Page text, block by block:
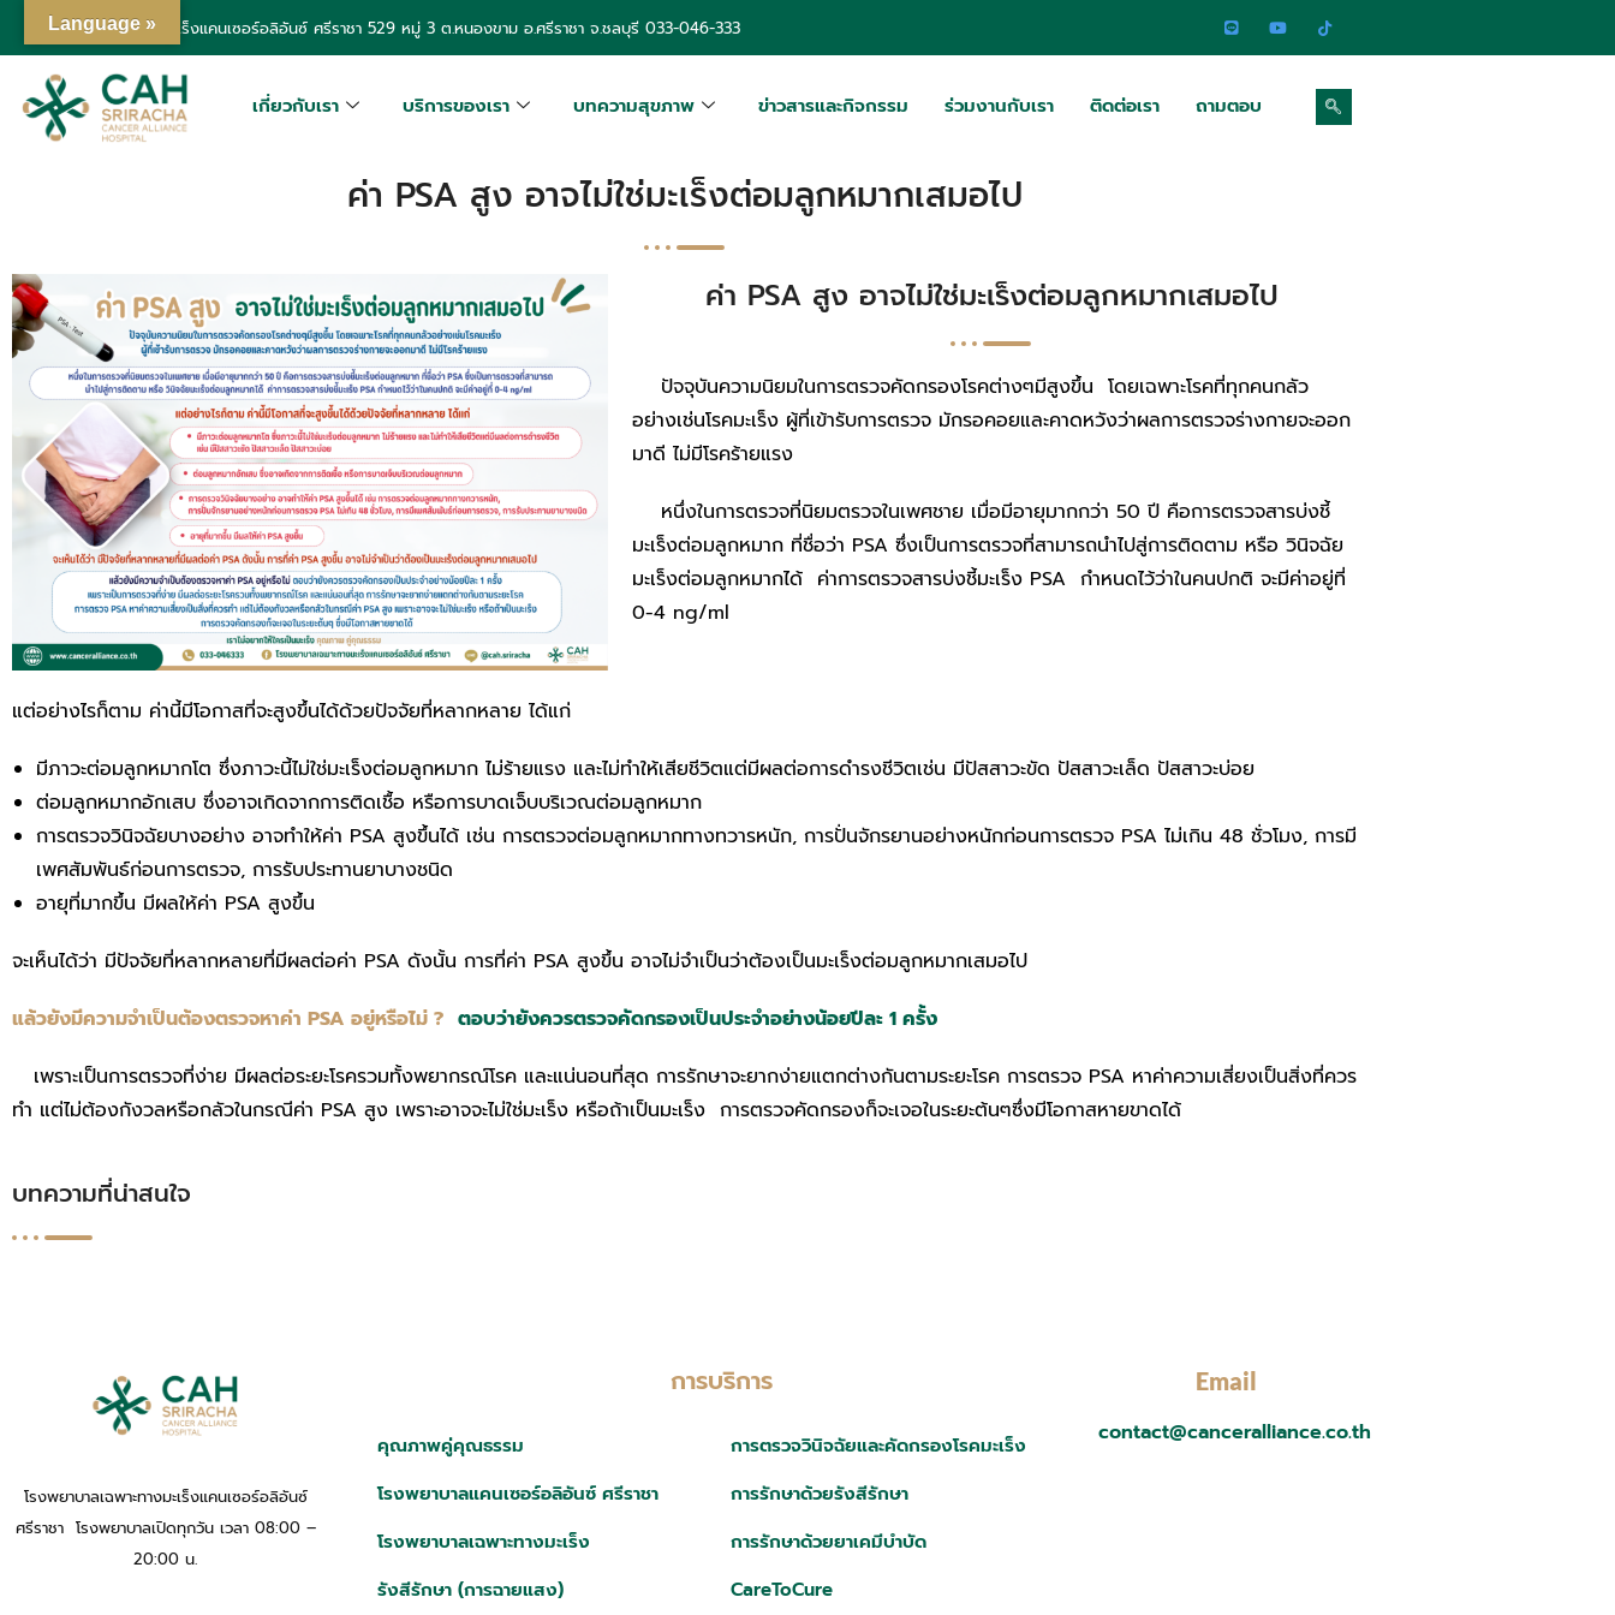
โรงพยาบาลเฉพาะทางมะเร็งแคนเซอร์อลิอันซ์ ศรีราชา 529 หมู่ 3 ต.หนองขาม อ.ศรีราชา จ.ชลบุรี 033-046-333
เกี่ยวกับเรา บริการของเรา บทความสุขภาพ ข่าวสารและกิจกรรม ร่วมงานกับเรา ติดต่อเรา ถามตอบ
ค่า PSA สูง อาจไม่ใช่มะเร็งต่อมลูกหมากเสมอไป
ค่า PSA สูง อาจไม่ใช่มะเร็งต่อมลูกหมากเสมอไป
ปัจจุบันความนิยมในการตรวจคัดกรองโรคต่างๆมีสูงขึ้น โดยเฉพาะโรคที่ทุกคนกลัว
อย่างเช่นโรคมะเร็ง ผู้ที่เข้ารับการตรวจ มักรอคอยและคาดหวังว่าผลการตรวจร่างกายจะออก
มาดี ไม่มีโรคร้ายแรง
หนึ่งในการตรวจที่นิยมตรวจในเพศชาย เมื่อมีอายุมากกว่า 50 ปี คือการตรวจสารบ่งชี้
มะเร็งต่อมลูกหมาก ที่ชื่อว่า PSA ซึ่งเป็นการตรวจที่สามารถนำไปสู่การติดตาม หรือ วินิจฉัย
มะเร็งต่อมลูกหมากได้ ค่าการตรวจสารบ่งชี้มะเร็ง PSA กำหนดไว้ว่าในคนปกติ จะมีค่าอยู่ที่
0-4 ng/ml
แต่อย่างไรก็ตาม ค่านี้มีโอกาสที่จะสูงขึ้นได้ด้วยปัจจัยที่หลากหลาย ได้แก่
มีภาวะต่อมลูกหมากโต ซึ่งภาวะนี้ไม่ใช่มะเร็งต่อมลูกหมาก ไม่ร้ายแรง และไม่ทำให้เสียชีวิตแต่มีผลต่อการดำรงชีวิตเช่น มีปัสสาวะขัด ปัสสาวะเล็ด ปัสสาวะบ่อย
ต่อมลูกหมากอักเสบ ซึ่งอาจเกิดจากการติดเชื้อ หรือการบาดเจ็บบริเวณต่อมลูกหมาก
การตรวจวินิจฉัยบางอย่าง อาจทำให้ค่า PSA สูงขึ้นได้ เช่น การตรวจต่อมลูกหมากทางทวารหนัก, การปั่นจักรยานอย่างหนักก่อนการตรวจ PSA ไม่เกิน 48 ชั่วโมง, การมี
เพศสัมพันธ์ก่อนการตรวจ, การรับประทานยาบางชนิด
อายุที่มากขึ้น มีผลให้ค่า PSA สูงขึ้น
จะเห็นได้ว่า มีปัจจัยที่หลากหลายที่มีผลต่อค่า PSA ดังนั้น การที่ค่า PSA สูงขึ้น อาจไม่จำเป็นว่าต้องเป็นมะเร็งต่อมลูกหมากเสมอไป
แล้วยังมีความจำเป็นต้องตรวจหาค่า PSA อยู่หรือไม่ ? ตอบว่ายังควรตรวจคัดกรองเป็นประจำอย่างน้อยปีละ 1 ครั้ง
เพราะเป็นการตรวจที่ง่าย มีผลต่อระยะโรครวมทั้งพยากรณ์โรค และแน่นอนที่สุด การรักษาจะยากง่ายแตกต่างกันตามระยะโรค การตรวจ PSA หาค่าความเสี่ยงเป็นสิ่งที่ควร
ทำ แต่ไม่ต้องกังวลหรือกลัวในกรณีค่า PSA สูง เพราะอาจจะไม่ใช่มะเร็ง หรือถ้าเป็นมะเร็ง การตรวจคัดกรองก็จะเจอในระยะต้นๆซึ่งมีโอกาสหายขาดได้
บทความที่น่าสนใจ
โรงพยาบาลเฉพาะทางมะเร็งแคนเซอร์อลิอันซ์
ศรีราชา โรงพยาบาลเปิดทุกวัน เวลา 08:00 –
20:00 น.
การบริการ
คุณภาพคู่คุณธรรม
โรงพยาบาลแคนเซอร์อลิอันซ์ ศรีราชา
โรงพยาบาลเฉพาะทางมะเร็ง
รังสีรักษา (การฉายแสง)
การตรวจวินิจฉัยและคัดกรองโรคมะเร็ง
การรักษาด้วยรังสีรักษา
การรักษาด้วยยาเคมีบำบัด
CareToCure
Email
contact@canceralliance.co.th
Language »